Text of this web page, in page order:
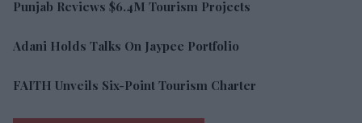
Punjab Reviews $6.4M Tourism Projects
Adani Holds Talks On Jaypee Portfolio
FAITH Unveils Six-Point Tourism Charter